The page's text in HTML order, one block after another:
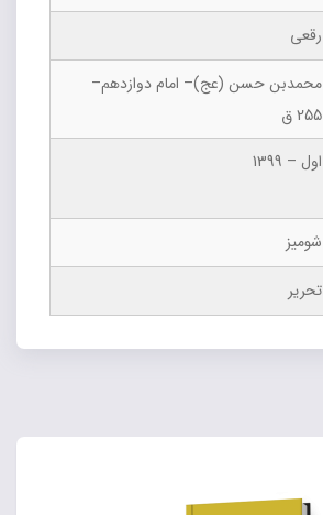
رقعی
محمدبن حسن (عج)– امام دوازدهم–
255 ق
اول – 1399
شومیز
تحریر